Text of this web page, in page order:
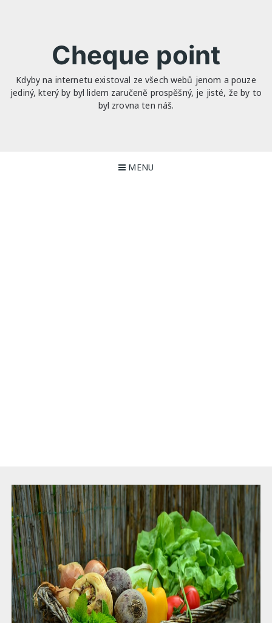
Cheque point
Kdyby na internetu existoval ze všech webů jenom a pouze
jediný, který by byl lidem zaručeně prospěšný, je jisté, že by to
byl zrovna ten náš.
MENU